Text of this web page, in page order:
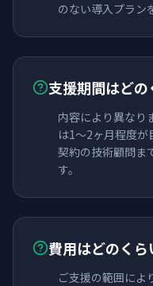
のない導入プラン
支援期間はどの
内容により異なり
は1〜2ヶ月程度
契約の技術顧問ま
す。
費用はどのくら
ご支援の範囲によ